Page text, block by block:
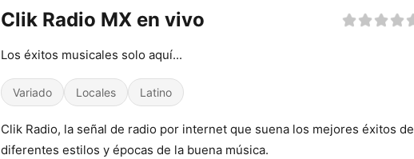
Clik Radio MX en vivo
Los éxitos musicales solo aquí...
Variado Locales Latino
Clik Radio, la señal de radio por internet que suena los mejores éxitos de
diferentes estilos y épocas de la buena música.